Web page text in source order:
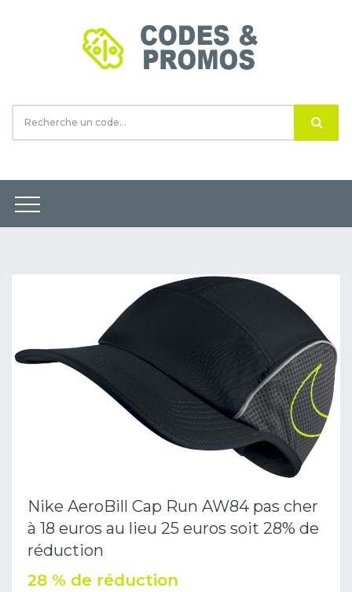
Nike AeroBill Cap Run AW84 pas cher
à 18 euros au lieu 25 euros soit 28% de
réduction
28 % de réduction